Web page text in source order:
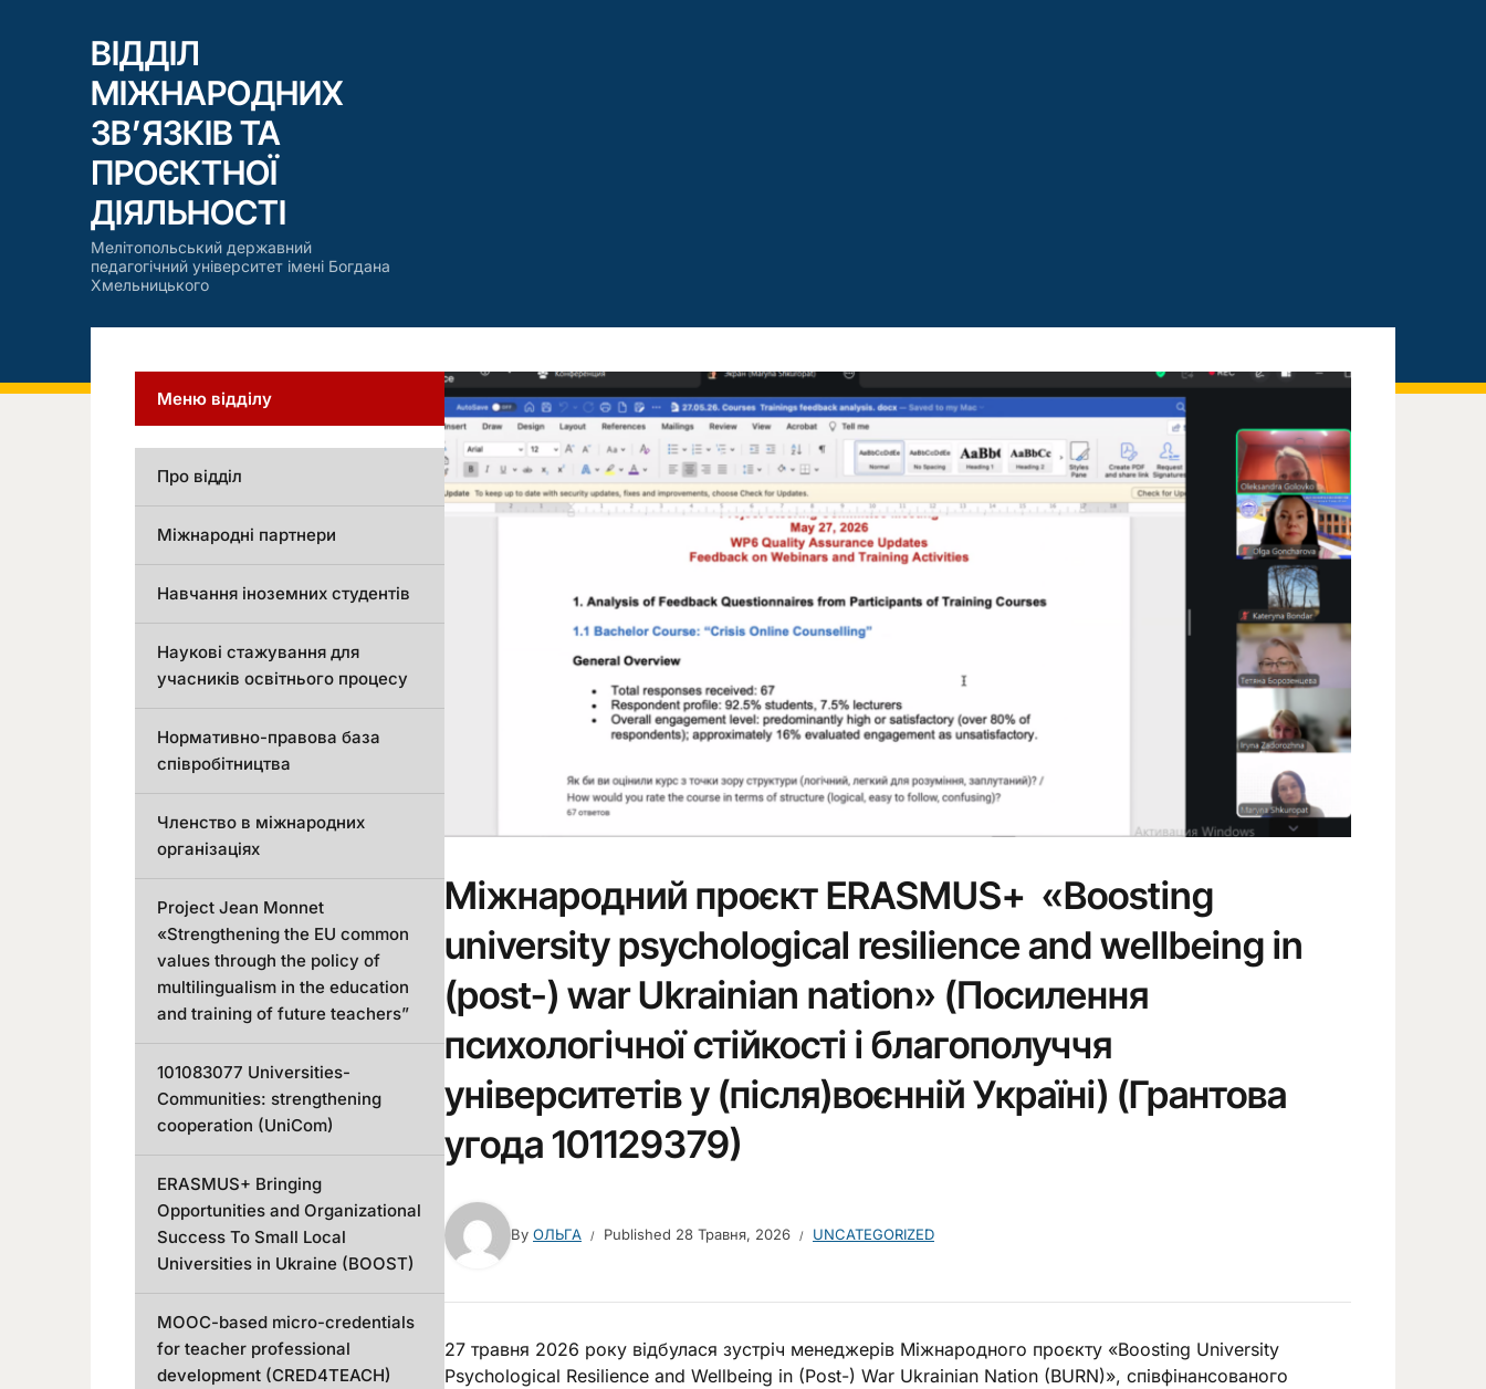
ВІДДІЛ
МІЖНАРОДНИХ
ЗВ’ЯЗКІВ ТА
ПРОЄКТНОЇ
ДІЯЛЬНОСТІ
Мелітопольський державний
педагогічний університет імені Богдана
Хмельницького
Міжнародний проєкт ERASMUS+ «Boosting
university psychological resilience and wellbeing in
(post-) war Ukrainian nation» (Посилення
психологічної стійкості і благополуччя
університетів у (після)воєнній Україні) (Грантова
угода 101129379)
By ОЛЬГА Published 28 Травня, 2026 UNCATEGORIZED
27 травня 2026 року відбулася зустріч менеджерів Міжнародного проєкту «Boosting University
Psychological Resilience and Wellbeing in (Post-) War Ukrainian Nation (BURN)», співфінансованого
Меню відділу
Про відділ
Міжнародні партнери
Навчання іноземних студентів
Наукові стажування для
учасників освітнього процесу
Нормативно-правова база
співробітництва
Членство в міжнародних
організаціях
Project Jean Monnet
«Strengthening the EU common
values through the policy of
multilingualism in the education
and training of future teachers”
101083077 Universities-
Communities: strengthening
cooperation (UniCom)
ERASMUS+ Bringing
Opportunities and Organizational
Success To Small Local
Universities in Ukraine (BOOST)
MOOC-based micro-credentials
for teacher professional
development (CRED4TEACH)